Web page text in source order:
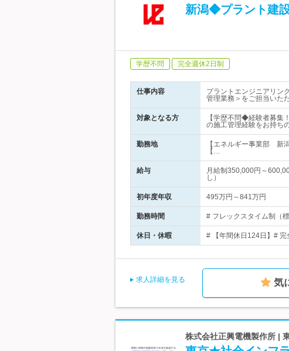
新潟◆プラント建
学歴不問 完全週休2日制
仕事内容
プラントエンジニアリン
管理業務＞をご担当いた
対象となる方
【学歴不問◆経験者募集
の施工管理経験をお持ち
勤務地
【エネルギー事業部 新
【…
給与
月給制350,000円～
し）
初年度年収 495万円～841万円
勤務時間 # フレックスタイム制（
休日・休暇 # 【年間休日124日】#
求人詳細を見る 気
株式会社正興電機製作所 |